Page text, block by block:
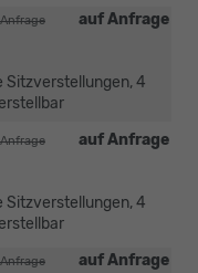
auf Anfrage
Sitzverstellungen, 4
auf Anfrage
Sitzverstellungen, 4
auf Anfrage